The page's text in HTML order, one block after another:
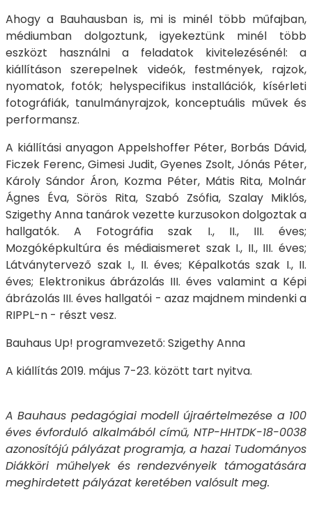
Ahogy a Bauhausban is, mi is minél több műfajban,
médiumban dolgoztunk, igyekeztünk minél több
eszközt használni a feladatok kivitelezésénél: a
kiállításon szerepelnek videók, festmények, rajzok,
nyomatok, fotók; helyspecifikus installációk, kísérleti
fotográfiák, tanulmányrajzok, konceptuális művek és
performansz.
A kiállítási anyagon Appelshoffer Péter, Borbás Dávid,
Ficzek Ferenc, Gimesi Judit, Gyenes Zsolt, Jónás Péter,
Károly Sándor Áron, Kozma Péter, Mátis Rita, Molnár
Ágnes Éva, Sörös Rita, Szabó Zsófia, Szalay Miklós,
Szigethy Anna tanárok vezette kurzusokon dolgoztak a
hallgatók. A Fotográfia szak I., II., III. éves;
Mozgóképkultúra és médiaismeret szak I., II., III. éves;
Látványtervező szak I., II. éves; Képalkotás szak I., II.
éves; Elektronikus ábrázolás III. éves valamint a Képi
ábrázolás III. éves hallgatói - azaz majdnem mindenki a
RIPPL-n - részt vesz.
Bauhaus Up! programvezető: Szigethy Anna
A kiállítás 2019. május 7-23. között tart nyitva.
A Bauhaus pedagógiai modell újraértelmezése a 100
éves évforduló alkalmából című, NTP-HHTDK-18-0038
azonosítójú pályázat programja, a hazai Tudományos
Diákköri műhelyek és rendezvényeik támogatására
meghirdetett pályázat keretében valósult meg.